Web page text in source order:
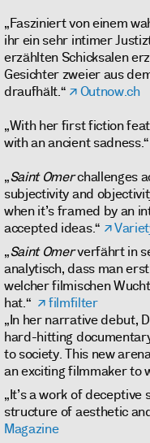
„Fasziniert von einem
ihr ein sehr intimer
erzählten Schicksalen
Gesichter zweier aus
draufhält.“
Outnow.ch
„With her first fiction
with an ancient sadness.“
„Saint Omerchallenges
subjectivity and
when it’s framed by an
accepted ideas.“
„Saint Omerverfährt in
analytisch, dass man
welcher filmischen
hat.‘‘
filmfilter
„In her narrative debut,
hard-hitting
to society. This new
an exciting filmmaker to
„It’s a work of
structure of aesthetic
Magazine